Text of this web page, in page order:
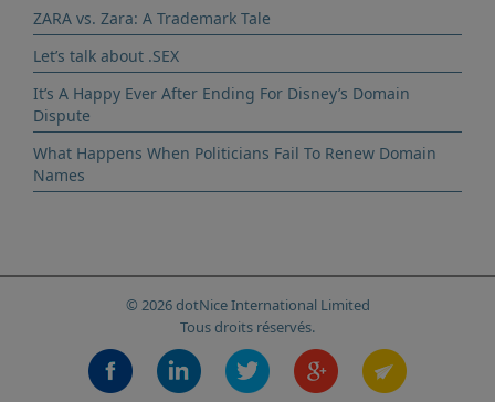
ZARA vs. Zara: A Trademark Tale
Let’s talk about .SEX
It’s A Happy Ever After Ending For Disney’s Domain
Dispute
What Happens When Politicians Fail To Renew Domain
Names
© 2026 dotNice International Limited
Tous droits réservés.